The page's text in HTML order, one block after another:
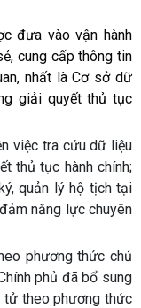
đưa vào vận hành
cung cấp thông tin
nhất là Cơ sở dữ
giải quyết thủ tục
việc tra cứu dữ liệu
thủ tục hành chính;
quản lý hộ tịch tại
năng lực chuyên
phương thức chủ
phủ đã bổ sung
tử theo phương thức